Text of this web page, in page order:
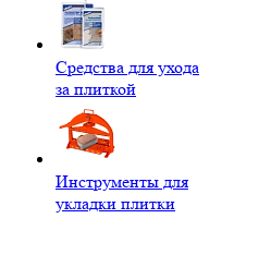
Средства для ухода
за плиткой
Инструменты для
укладки плитки